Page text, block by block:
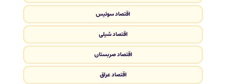
اقتصاد سوئیس
اقتصاد شیلی
اقتصاد صربستان
اقتصاد عراق